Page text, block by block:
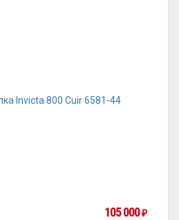
105 000₽